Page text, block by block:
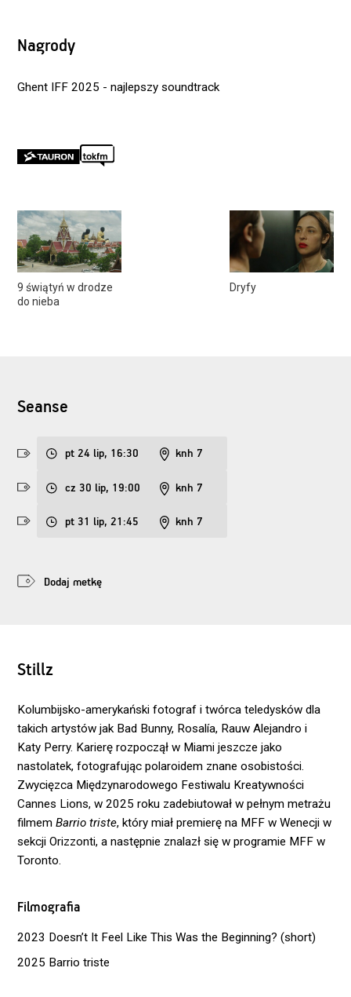
9 świątyń w drodze
do nieba
Dryfy
Nagrody
Ghent IFF 2025 - najlepszy soundtrack
Seanse
pt 24 lip, 16:30 knh 7
cz 30 lip, 19:00 knh 7
pt 31 lip, 21:45 knh 7
Dodaj metkę
Stillz
Kolumbijsko-amerykański fotograf i twórca teledysków dla
takich artystów jak Bad Bunny, Rosalía, Rauw Alejandro i
Katy Perry. Karierę rozpoczął w Miami jeszcze jako
nastolatek, fotografując polaroidem znane osobistości.
Zwycięzca Międzynarodowego Festiwalu Kreatywności
Cannes Lions, w 2025 roku zadebiutował w pełnym metrażu
filmem Barrio triste, który miał premierę na MFF w Wenecji w
sekcji Orizzonti, a następnie znalazł się w programie MFF w
Toronto.
Filmografia
2023 Doesn’t It Feel Like This Was the Beginning? (short)
2025 Barrio triste